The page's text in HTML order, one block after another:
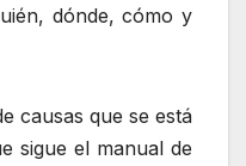
dónde, cómo y
causas que se está
sigue el manual de